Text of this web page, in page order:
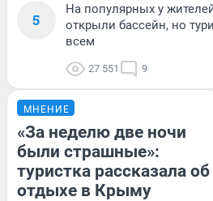
5
На популярных у
открыли бассейн, но
всем
27 551 9
МНЕНИЕ
«За неделю две ночи
были страшные»:
туристка рассказала об
отдыхе в Крыму